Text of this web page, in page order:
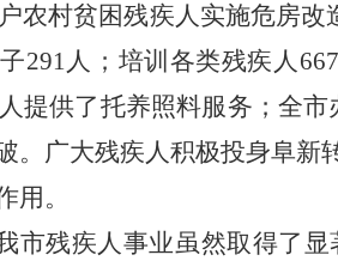
农村贫困残疾人实施危房
291人；培训各类残疾人
提供了托养照料服务；全
。广大残疾人积极投身阜
用。
市残疾人事业虽然取得了